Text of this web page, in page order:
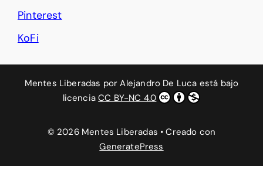
Pinterest
KoFi
Mentes Liberadas porAlejandro De Luca está bajo
licenciaCC BY-NC 4.0
© 2026 Mentes Liberadas • Creado con
GeneratePress